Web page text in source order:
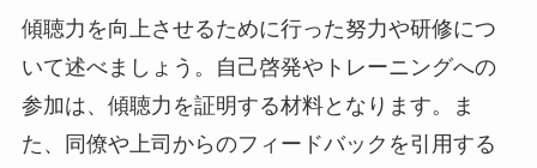
傾聴力を向上させるために行った努力や研修につ
いて述べましょう。自己啓発やトレーニングへの
参加は、傾聴力を証明する材料となります。ま
た、同僚や上司からのフィードバックを引用する